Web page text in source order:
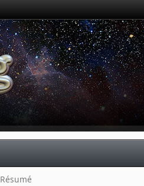
Résumé